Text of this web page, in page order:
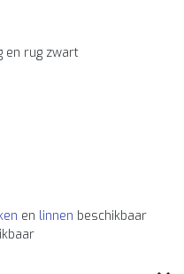
en rug zwart
en linnen beschikbaar